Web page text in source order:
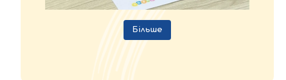
Більше